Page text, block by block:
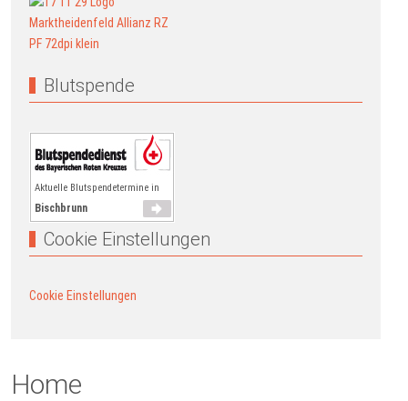
Blutspende
Aktuelle Blutspendetermine in
Bischbrunn
Cookie Einstellungen
Cookie Einstellungen
Home